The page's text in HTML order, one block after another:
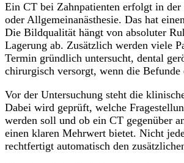
Ein CT bei Zahnpatienten erfolgt in der
oder Allgemeinanästhesie. Das hat
Die Bildqualität hängt von absoluter
Lagerung ab. Zusätzlich werden viele
Termin gründlich untersucht, dental
chirurgisch versorgt, wenn die Befunde
Vor der Untersuchung steht die
Dabei wird geprüft, welche
werden soll und ob ein CT gegenüber
einen klaren Mehrwert bietet. Nicht
rechtfertigt automatisch den